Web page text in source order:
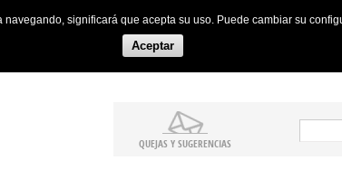
significará que acepta su uso. Puede cambiar su
Aceptar
QUEJAS Y SUGERENCIAS